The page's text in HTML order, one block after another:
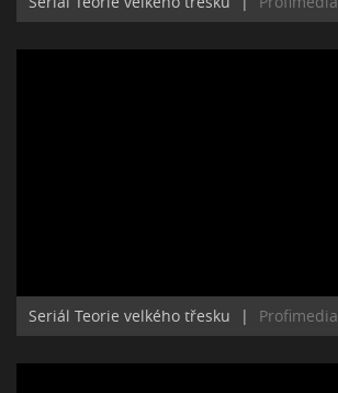
Seriál Teorie velkého třesku | Profimedia